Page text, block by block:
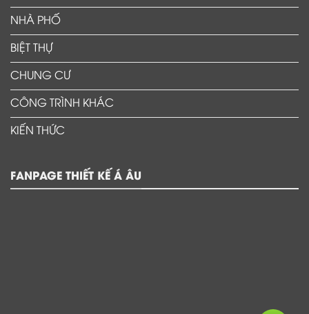
NHÀ PHỐ
BIỆT THỰ
CHUNG CƯ
CÔNG TRÌNH KHÁC
KIẾN THỨC
FANPAGE THIẾT KẾ Á ÂU